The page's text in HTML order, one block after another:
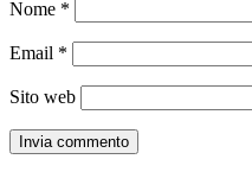
Nome *
Email *
Sito web